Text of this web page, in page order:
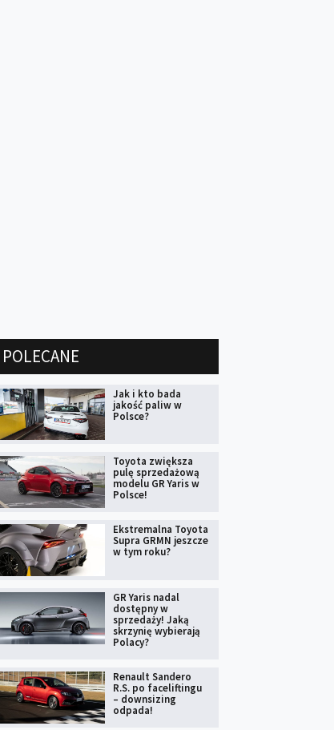
POLECANE
Jak i kto bada
jakość paliw w
Polsce?
Toyota zwiększa
pulę sprzedażową
modelu GR Yaris w
Polsce!
Ekstremalna Toyota
Supra GRMN jeszcze
w tym roku?
GR Yaris nadal
dostępny w
sprzedaży! Jaką
skrzynię wybierają
Polacy?
Renault Sandero
R.S. po faceliftingu
– downsizing
odpada!